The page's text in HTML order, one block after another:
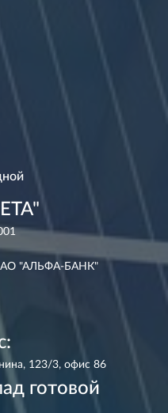
"АЛЬФА-БАНК"
123/3, офис 86
готовой